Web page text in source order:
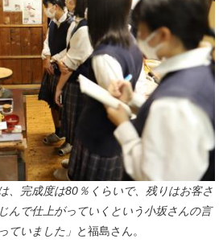
、完成度は80％くらいで、残りはお客さ
んで仕上がっていくという小坂さんの言
ていました」 と福島さん。